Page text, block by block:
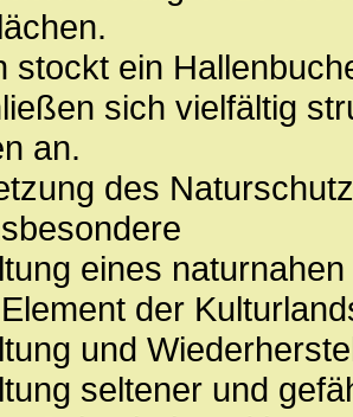
stockt ein
sich vielfältig
an.
des
eines
der
und
seltener und